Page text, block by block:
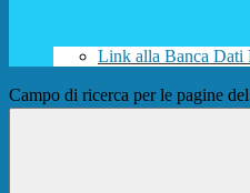
Link alla Banca Dati
Campo di ricerca per le pagine